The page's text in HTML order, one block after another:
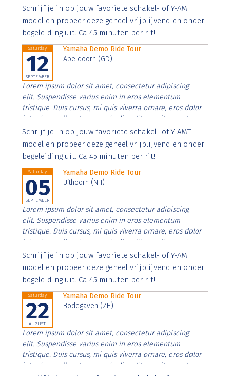
Aenean faucibus nibh et justo cursus id rutrum lorem
imperdiet. Nunc ut sem vitae risus tristique posuere.
Schrijf je in op jouw favoriete schakel- of Y-AMT
model en probeer deze geheel vrijblijvend en onder
begeleiding uit. Ca 45 minuten per rit!
Saturday
12
SEPTEMBER
Yamaha Demo Ride Tour
Apeldoorn (GD)
Lorem ipsum dolor sit amet, consectetur adipiscing
elit. Suspendisse varius enim in eros elementum
tristique. Duis cursus, mi quis viverra ornare, eros dolor
interdum nulla, ut commodo diam libero vitae erat.
Aenean faucibus nibh et justo cursus id rutrum lorem
imperdiet. Nunc ut sem vitae risus tristique posuere.
Schrijf je in op jouw favoriete schakel- of Y-AMT
model en probeer deze geheel vrijblijvend en onder
begeleiding uit. Ca 45 minuten per rit!
Saturday
05
SEPTEMBER
Yamaha Demo Ride Tour
Uithoorn (NH)
Lorem ipsum dolor sit amet, consectetur adipiscing
elit. Suspendisse varius enim in eros elementum
tristique. Duis cursus, mi quis viverra ornare, eros dolor
interdum nulla, ut commodo diam libero vitae erat.
Aenean faucibus nibh et justo cursus id rutrum lorem
imperdiet. Nunc ut sem vitae risus tristique posuere.
Schrijf je in op jouw favoriete schakel- of Y-AMT
model en probeer deze geheel vrijblijvend en onder
begeleiding uit. Ca 45 minuten per rit!
Saturday
22
AUGUST
Yamaha Demo Ride Tour
Bodegaven (ZH)
Lorem ipsum dolor sit amet, consectetur adipiscing
elit. Suspendisse varius enim in eros elementum
tristique. Duis cursus, mi quis viverra ornare, eros dolor
interdum nulla, ut commodo diam libero vitae erat.